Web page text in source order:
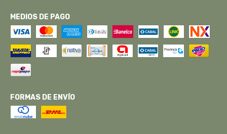
MEDIOS DE PAGO
FORMAS DE ENVÍO